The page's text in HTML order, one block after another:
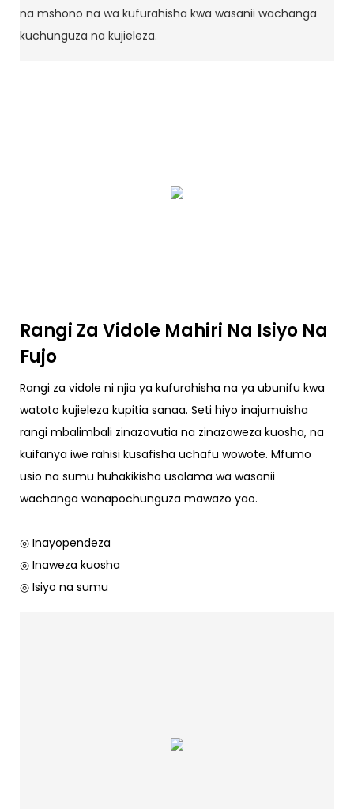
na mshono na wa kufurahisha kwa wasanii wachanga
kuchunguza na kujieleza.
Rangi Za Vidole Mahiri Na Isiyo Na
Fujo
Rangi za vidole ni njia ya kufurahisha na ya ubunifu kwa
watoto kujieleza kupitia sanaa. Seti hiyo inajumuisha
rangi mbalimbali zinazovutia na zinazoweza kuosha, na
kuifanya iwe rahisi kusafisha uchafu wowote. Mfumo
usio na sumu huhakikisha usalama wa wasanii
wachanga wanapochunguza mawazo yao.
◎ Inayopendeza
◎ Inaweza kuosha
◎ Isiyo na sumu